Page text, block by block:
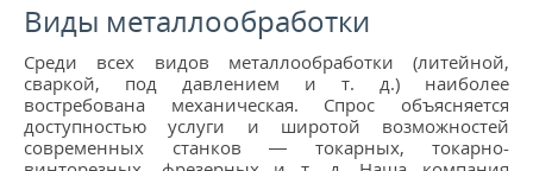
Виды металлообработки
Среди всех видов металлообработки (литейной,
сваркой, под давлением и т. д.) наиболее
востребована механическая. Спрос объясняется
доступностью услуги и широтой возможностей
современных станков — токарных, токарно-